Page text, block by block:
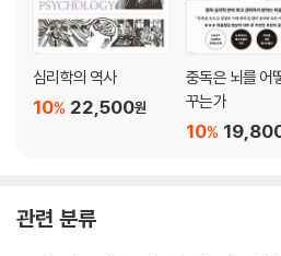
월터 미티의 은밀한 생활은 모두 환각이었
자신의 샌드위치에서 성모 마리아의 모습
제8장 감각적인 것의 마력 _지각지능을
우리는 죄책감을 느끼도록 프로그래밍되었
‘선물 주기’라는 공정한 대차대조표
심리학의 역사
22,500원
10%
중독은 뇌를 어
꾸는가
10%
관련 분류